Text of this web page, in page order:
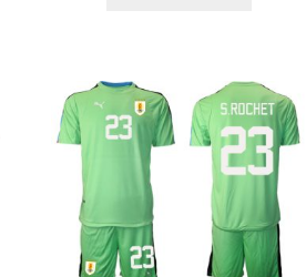
različic.
Možnosti
lahko
izberete
na
strani
izdelka